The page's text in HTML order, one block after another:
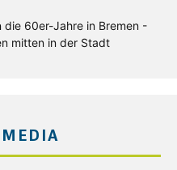
die 60er-Jahre in Bremen -
mitten in der Stadt